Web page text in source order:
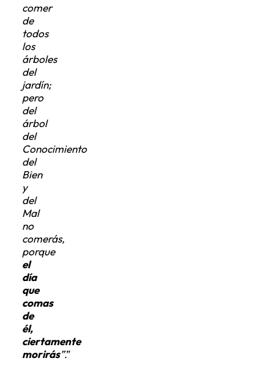
de
todos
los
árboles
del
jardín;
pero
del
árbol
del
Conocimiento
del
Bien
y
del
Mal
no
comerás,
porque
el
día
que
comas
de
él,
ciertamente
morirás”.”